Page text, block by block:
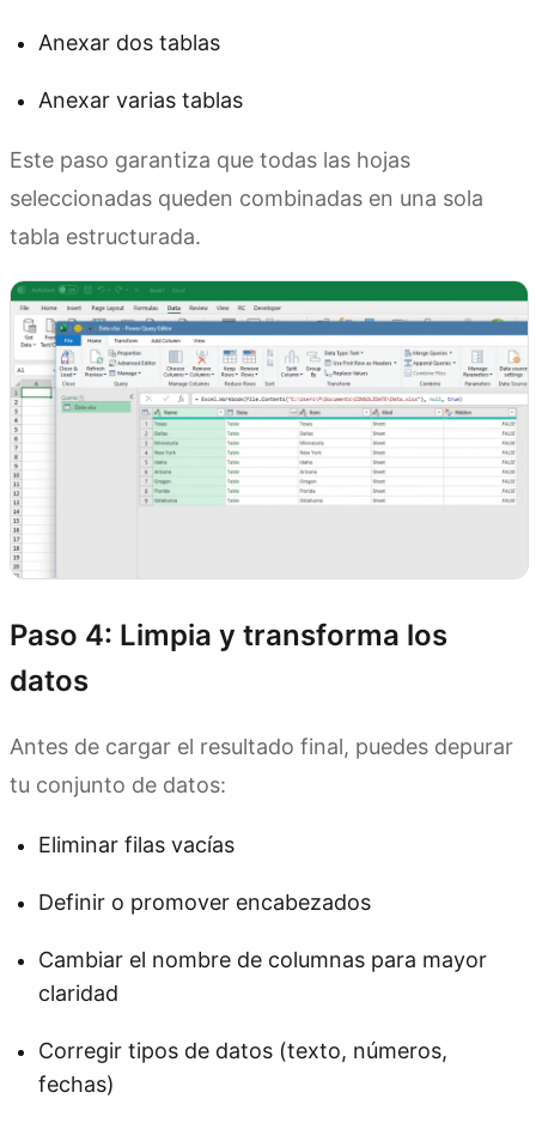
Anexar dos tablas
Anexar varias tablas
Este paso garantiza que todas las hojas
seleccionadas queden combinadas en una sola
tabla estructurada.
Paso 4: Limpia y transforma los
datos
Antes de cargar el resultado final, puedes depurar
tu conjunto de datos:
Eliminar filas vacías
Definir o promover encabezados
Cambiar el nombre de columnas para mayor
claridad
Corregir tipos de datos (texto, números,
fechas)